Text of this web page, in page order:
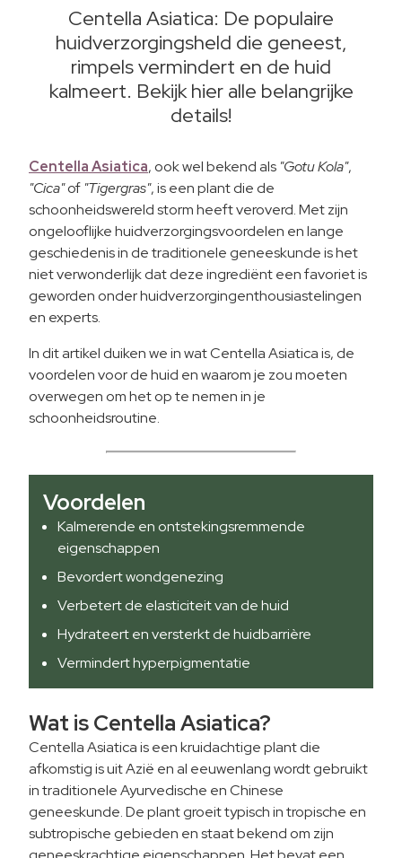
Centella Asiatica: De populaire
huidverzorgingsheld die geneest,
rimpels vermindert en de huid
kalmeert. Bekijk hier alle belangrijke
details!
Centella Asiatica, ook wel bekend als "Gotu Kola",
"Cica"of "Tigergras", is een plant die de
schoonheidswereld storm heeft veroverd. Met zijn
ongelooflijke huidverzorgingsvoordelen en lange
geschiedenis in de traditionele geneeskunde is het
niet verwonderlijk dat deze ingrediënt een favoriet is
geworden onder huidverzorgingenthousiastelingen
en experts.
In dit artikel duiken we in wat Centella Asiatica is, de
voordelen voor de huid en waarom je zou moeten
overwegen om het op te nemen in je
schoonheidsroutine.
Voordelen
Kalmerende en ontstekingsremmende
eigenschappen
Bevordert wondgenezing
Verbetert de elasticiteit van de huid
Hydrateert en versterkt de huidbarrière
Vermindert hyperpigmentatie
Wat is Centella Asiatica?
Centella Asiatica is een kruidachtige plant die
afkomstig is uit Azië en al eeuwenlang wordt gebruikt
in traditionele Ayurvedische en Chinese
geneeskunde. De plant groeit typisch in tropische en
subtropische gebieden en staat bekend om zijn